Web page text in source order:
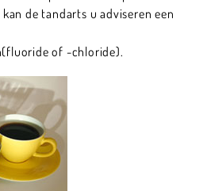
de tandarts u adviseren een
of -chloride).